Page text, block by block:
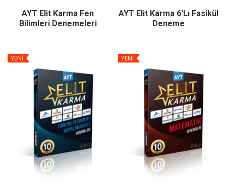
AYT Elit Karma Fen
Bilimleri Denemeleri
AYT Elit Karma 6'lı Fasikül
Deneme
YENİ YENİ